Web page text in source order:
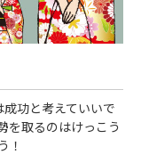
功と考えていいで
を取るのはけっこう
！